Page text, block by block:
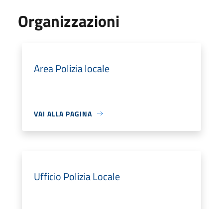
Organizzazioni
Area Polizia locale
VAI ALLA PAGINA
Ufficio Polizia Locale